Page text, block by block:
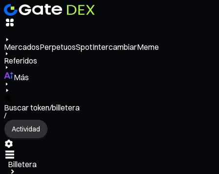
MercadosPerpetuosSpotIntercambiarMeme
Referidos
Más
Buscar token/billetera
/
Actividad
Billetera